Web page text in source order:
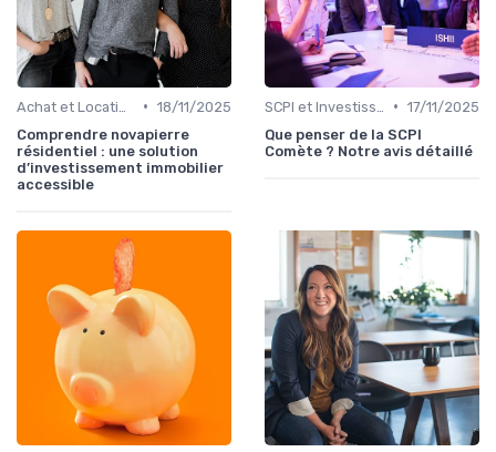
• 18/11/2025
Comprendre novapierre
résidentiel : une solution
d’investissement immobilier
accessible
• 17/11/2025
Que penser de la SCPI
Comète ? Notre avis détaillé